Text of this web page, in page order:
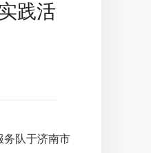
践活
队于济南市